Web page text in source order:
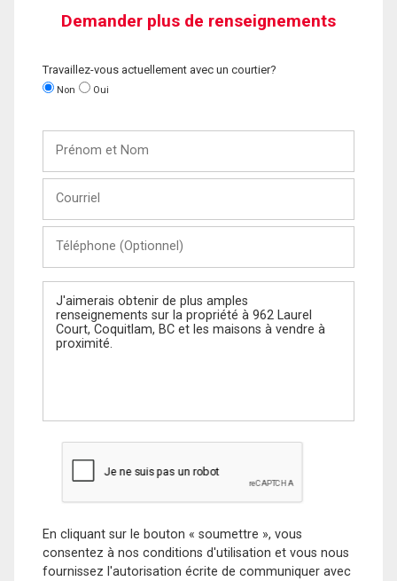
Demander plus de renseignements
Travaillez-vous actuellement avec un courtier?
Non Oui
Nom
(Optionnel)
Message
En cliquant sur le bouton « soumettre », vous
consentez à nos conditions d'utilisation et vous nous
fournissez l'autorisation écrite de communiquer avec